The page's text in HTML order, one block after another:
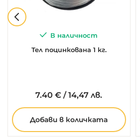
В наличност
Тел поцинкована 1 кг.
7.40 € /14,47 лв.
Добави в количката